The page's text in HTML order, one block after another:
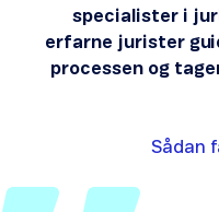
specialister i
erfarne jurister
processen og
Sådan